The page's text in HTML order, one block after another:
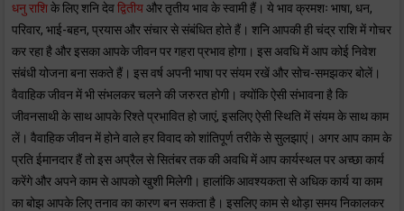
धनु राशिके लिए शनि देवद्वितीयऔर तृतीय भाव के स्वामी हैं। ये भाव क्रमशः भाषा, धन,
परिवार, भाई-बहन, प्रयास और संचार से संबंधित होते हैं। शनि आपकी ही चंद्र राशि में गोचर
कर रहा है और इसका आपके जीवन पर गहरा प्रभाव होगा। इस अवधि में आप कोई निवेश
संबंधी योजना बना सकते हैं। इस वर्ष अपनी भाषा पर संयम रखें और सोच-समझकर बोलें।
वैवाहिक जीवन में भी संभलकर चलने की जरुरत होगी। क्योंकि ऐसी संभावना है कि
जीवनसाथी के साथ आपके रिश्ते प्रभावित हो जाएं, इसलिए ऐसी स्थिति में संयम के साथ काम
लें। वैवाहिक जीवन में होने वाले हर विवाद को शांतिपूर्ण तरीके से सुलझाएं। अगर आप काम के
प्रति ईमानदार हैं तो इस अप्रैल से सितंबर तक की अवधि में आप कार्यस्थल पर अच्छा कार्य
करेंगे और अपने काम से आपको खुशी मिलेगी। हालांकि आवश्यकता से अधिक कार्य या काम
का बोझ आपके लिए तनाव का कारण बन सकता है। इसलिए काम से थोड़ा समय निकालकर